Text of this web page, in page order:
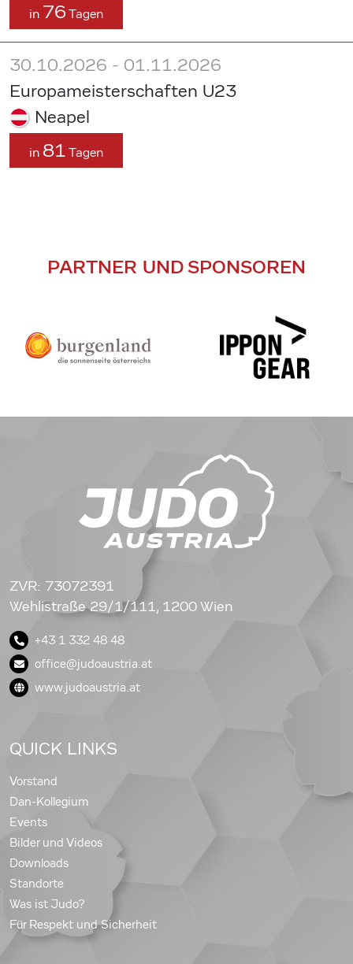
in 76 Tagen
30.10.2026 - 01.11.2026
Europameisterschaften U23
Neapel
in 81 Tagen
PARTNER UND SPONSOREN
ZVR: 73072391
Wehlistraße 29/1/111, 1200 Wien
+43 1 332 48 48
office@judoaustria.at
www.judoaustria.at
QUICK LINKS
Vorstand
Dan-Kollegium
Events
Bilder und Videos
Downloads
Standorte
Was ist Judo?
Für Respekt und Sicherheit